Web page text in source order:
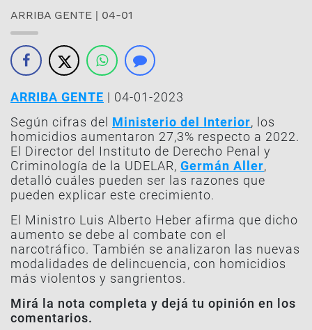
ARRIBA GENTE | 04-01
ARRIBA GENTE | 04-01-2023
Según cifras del Ministerio del Interior, los
homicidios aumentaron 27,3% respecto a 2022.
El Director del Instituto de Derecho Penal y
Criminología de la UDELAR, Germán Aller,
detalló cuáles pueden ser las razones que
pueden explicar este crecimiento.
El Ministro Luis Alberto Heber afirma que dicho
aumento se debe al combate con el
narcotráfico. También se analizaron las nuevas
modalidades de delincuencia, con homicidios
más violentos y sangrientos.
Mirá la nota completa y dejá tu opinión en los
comentarios.